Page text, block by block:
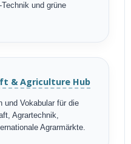
und grüne
& Agriculture Hub
und Vokabular für die
Agrartechnik,
Agrarmärkte.